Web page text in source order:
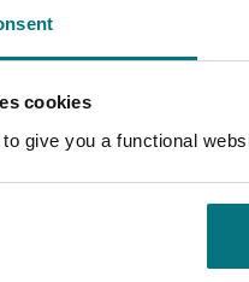
cookies
give you a functional
Tanja Dusy